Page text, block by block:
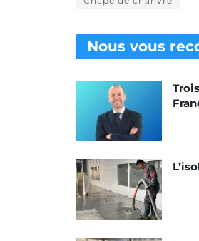
Nous vous